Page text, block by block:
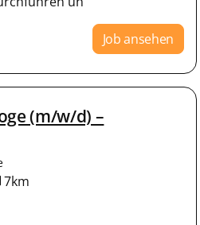
Job ansehen
(m/w/d) –
7km